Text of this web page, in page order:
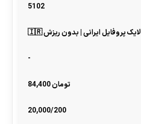
5102
لایک پروفایل ایرانی | بدون ریزش 🇮🇷
-
تومان 84,400
20,000/200